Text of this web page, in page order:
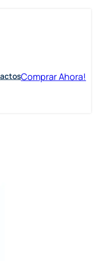
Comprar Ahora!